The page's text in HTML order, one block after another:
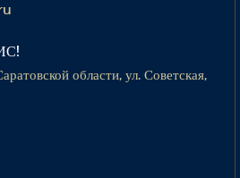
области, ул. Советская,